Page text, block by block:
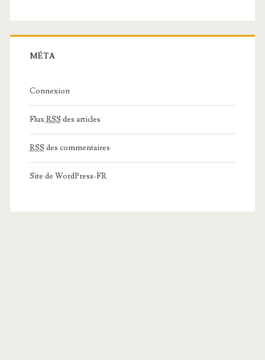
MÉTA
Connexion
FluxRSS des articles
RSS des commentaires
Site de WordPress-FR